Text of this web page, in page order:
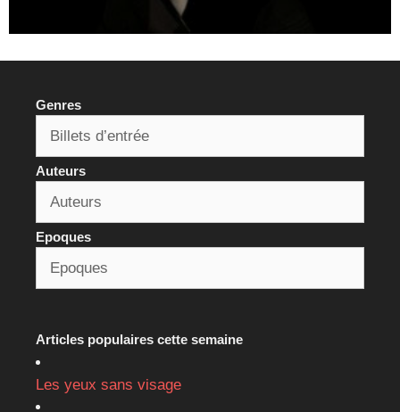
Genres
Auteurs
Epoques
Articles populaires cette semaine
Les yeux sans visage